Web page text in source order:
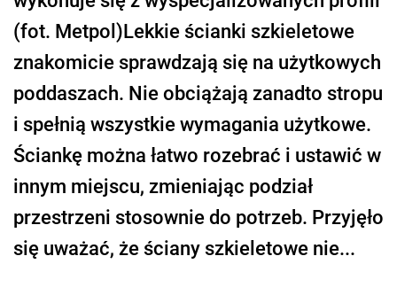
(fot. Metpol)Lekkie ścianki szkieletowe
znakomicie sprawdzają się na użytkowych
poddaszach. Nie obciążają zanadto stropu
i spełnią wszystkie wymagania użytkowe.
Ściankę można łatwo rozebrać i ustawić w
innym miejscu, zmieniając podział
przestrzeni stosownie do potrzeb. Przyjęło
się uważać, że ściany szkieletowe nie...